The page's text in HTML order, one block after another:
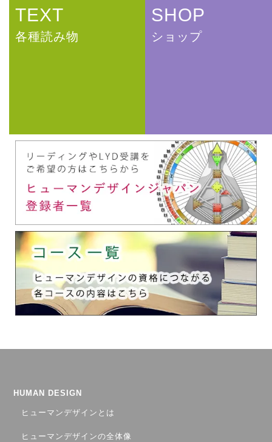
TEXT
各種読み物
SHOP
ショップ
HUMAN DESIGN
ヒューマンデザインとは
ヒューマンデザインの全体像